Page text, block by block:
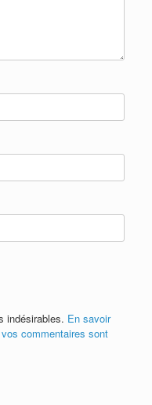
indésirables. En savoir
commentaires sont